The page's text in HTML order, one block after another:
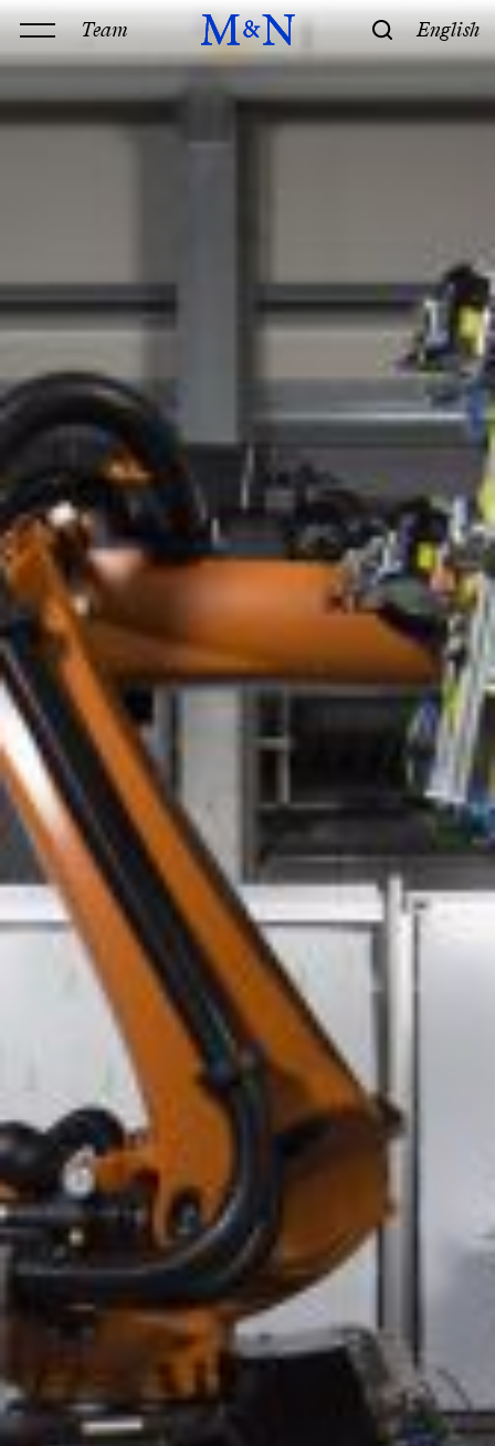
Team English
Kontakt
Technik
Recht
M&N Team
Partner
Anwälte
Professionals
Mitarbeiter
Karriere
Join us
Ausbildung
LinkedIn
Impressum & Datenschutz